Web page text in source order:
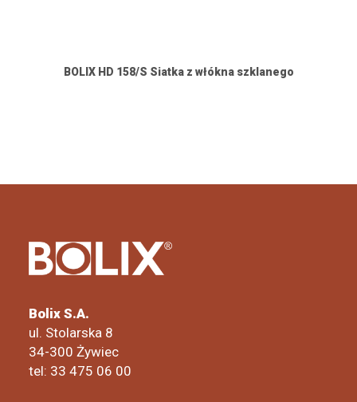
BOLIX HD 158/S Siatka z włókna szklanego
Bolix S.A.
ul. Stolarska 8
34-300 Żywiec
tel: 33 475 06 00